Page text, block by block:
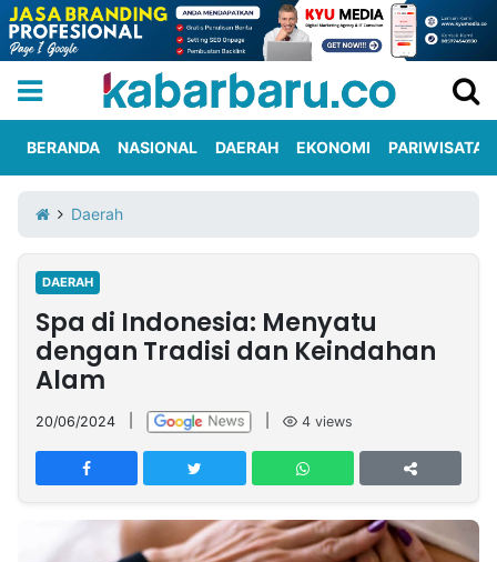
Iklan
Berita
Kami
Nasional
International
Olahraga
Entertainment
Daerah
Pariwisata
Kuliner
Kolom
Network
PT
TREETAN
INDONESIA
BERANDA NASIONAL DAERAH EKONOMI PARIWISATA
Daerah
DAERAH
Spa di Indonesia: Menyatu
dengan Tradisi dan Keindahan
Alam
20/06/2024 4 views